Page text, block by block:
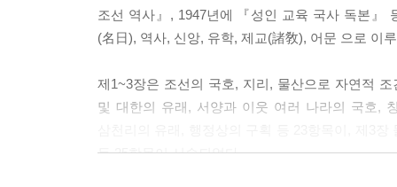
조선 역사』, 1947년에 『성인 교육 국사 독본』
(名日), 역사, 신앙, 유학, 제교(諸敎), 어문 으로 이
제1~3장은 조선의 국호, 지리, 물산으로 자연적
및 대한의 유래, 서양과 이웃 여러 나라의 국호,
등 25항목이 서술되었다.